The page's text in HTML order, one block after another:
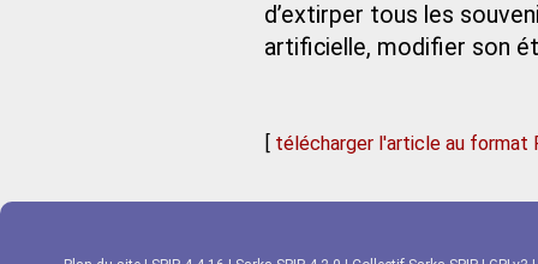
d’extirper tous les
artificielle, modifier son
[ télécharger l'article au format